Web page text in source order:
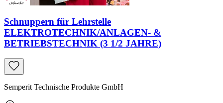
Schnuppern für Lehrstelle
ELEKTROTECHNIK/ANLAGEN- &
BETRIEBSTECHNIK (3 1/2 JAHRE)
Semperit Technische Produkte GmbH